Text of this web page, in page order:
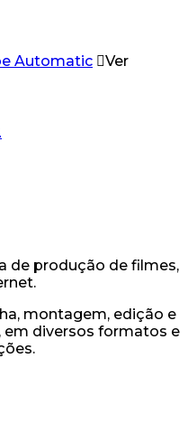
Ver
de produção de filmes,
montagem, edição e
em diversos formatos e